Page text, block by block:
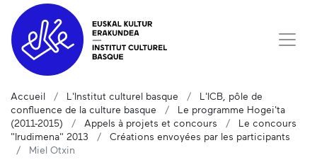
Accueil L'Institut culturel basque
L'ICB, pôle de
confluence de la culture basque
Le programme Hogei'ta
(2011-2015)
Appels à projets et concours
Le concours
"Irudimena" 2013
Créations envoyées par les participants
Miel Otxin